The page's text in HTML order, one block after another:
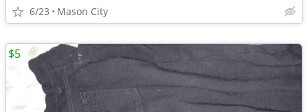
6/23 Mason City
$5